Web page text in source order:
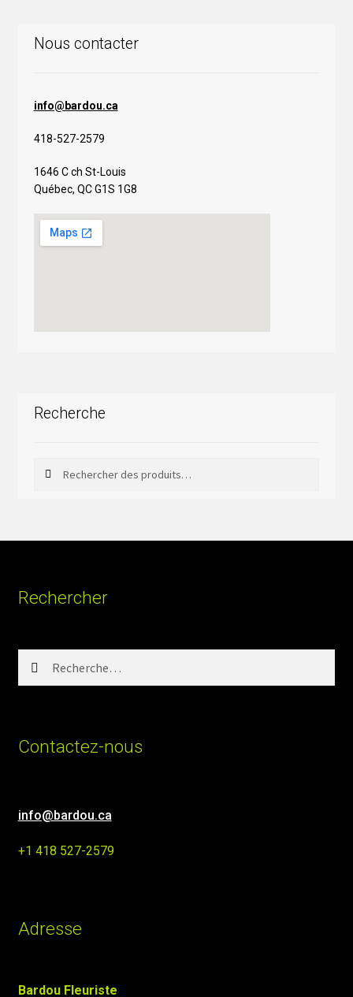
Nous contacter
info@bardou.ca
418-527-2579
1646 C ch St-Louis
Québec, QC G1S 1G8
Recherche
Rechercher
Contactez-nous
info@bardou.ca
+1 418 527-2579
Adresse
Bardou Fleuriste